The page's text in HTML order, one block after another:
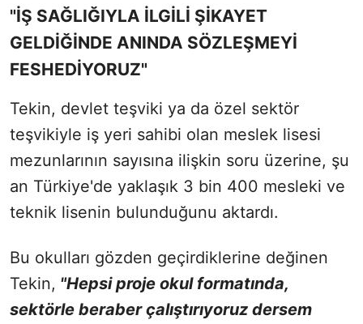
"İŞ SAĞLIĞIYLA İLGİLİ ŞİKAYET
GELDİĞİNDE ANINDA SÖZLEŞMEYİ
FESHEDİYORUZ"
Tekin, devlet teşviki ya da özel sektör
teşvikiyle iş yeri sahibi olan meslek lisesi
mezunlarının sayısına ilişkin soru üzerine, şu
an Türkiye'de yaklaşık 3 bin 400 mesleki ve
teknik lisenin bulunduğunu aktardı.
Bu okulları gözden geçirdiklerine değinen
Tekin, "Hepsi proje okul formatında,
sektörle beraber çalıştırıyoruz dersem